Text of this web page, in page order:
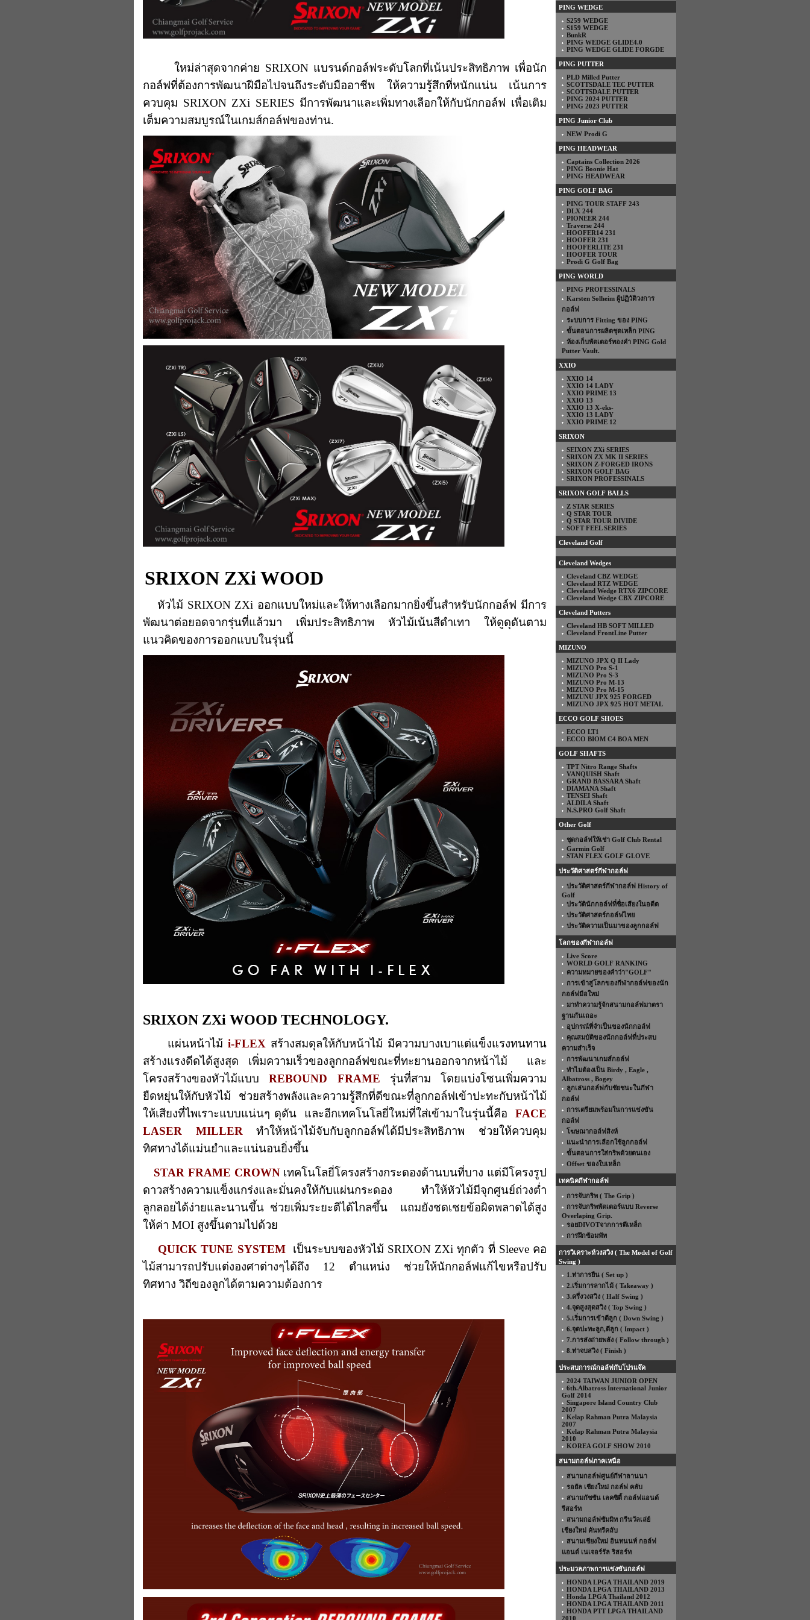
ใหม่ล่าสุดจากค่าย SRIXON แบรนด์กอล์ฟระดับโลกที่เน้นประสิทธิภาพ เพื่อนัก
กอล์ฟที่ต้องการพัฒนาฝีมือไปจนถึงระดับมืออาชีพ ให้ความรู้สึกที่หนักแน่น เน้นการ
ควบคุม SRIXON ZXi SERIES มีการพัฒนาและเพิ่มทางเลือกให้กับนักกอล์ฟ เพื่อเติม
เต็มความสมบูรณ์ในเกมส์กอล์ฟของท่าน.
SRIXON ZXi WOOD
หัวไม้ SRIXON ZXi ออกแบบใหม่และให้ทางเลือกมากยิ่งขึ้นสำหรับนักกอล์ฟ มีการ
พัฒนาต่อยอดจากรุ่นที่แล้วมา เพิ่มประสิทธิภาพ หัวไม้เน้นสีดำเทา ให้ดูดุดันตาม
แนวคิดของการออกแบบในรุ่นนี้
SRIXON ZXi WOOD TECHNOLOGY.
แผ่นหน้าไม้ i-FLEX สร้างสมดุลให้กับหน้าไม้ มีความบางเบาแต่แข็งแรงทนทาน
สร้างแรงดีดได้สูงสุด เพิ่มความเร็วของลูกกอล์ฟขณะที่ทะยานออกจากหน้าไม้ และ
โครงสร้างของหัวไม้แบบREBOUND FRAME รุ่นที่สาม โดยแบ่งโซนเพิ่มความ
ยืดหยุ่นให้กับหัวไม้ ช่วยสร้างพลังและความรู้สึกที่ดีขณะที่ลูกกอล์ฟเข้าปะทะกับหน้าไม้
ให้เสียงที่ไพเราะแบบแน่นๆ ดุดัน และอีกเทคโนโลยี่ใหม่ที่ใส่เข้ามาในรุ่นนี้คือ FACE
LASER MILLER ทำให้หน้าไม้จับกับลูกกอล์ฟได้มีประสิทธิภาพ ช่วยให้ควบคุม
ทิศทางได้แม่นยำและแน่นอนยิ่งขึ้น
STAR FRAME CROWNเทคโนโลยี่โครงสร้างกระดองด้านบนที่บาง แต่มีโครงรูป
ดาวสร้างความแข็งแกร่งและมั่นคงให้กับแผ่นกระดอง ทำให้หัวไม้มีจุกศูนย์ถ่วงต่ำ
ลูกลอยได้ง่ายและนานขึ้น ช่วยเพิ่มระยะตีได้ไกลขึ้น แถมยังชดเชยข้อผิดพลาดได้สูง
ให้ค่า MOI สูงขึ้นตามไปด้วย
QUICK TUNE SYSTEMเป็นระบบของหัวไม้ SRIXON ZXi ทุกตัว ที่ Sleeve คอ
ไม้สามารถปรับแต่งองศาต่างๆได้ถึง 12 ตำแหน่ง ช่วยให้นักกอล์ฟแก้ไขหรือปรับ
ทิศทาง วิถีของลูกได้ตามความต้องการ
PING WEDGE
S259 WEDGE
S159 WEDGE
BunkR
PING WEDGE GLIDE4.0
PING WEDGE GLIDE FORGDE
PING PUTTER
PLD Milled Putter
SCOTTSDALE TEC PUTTER
SCOTTSDALE PUTTER
PING 2024 PUTTER
PING 2023 PUTTER
PING Junior Club
NEW Prodi G
PING HEADWEAR
Captains Collection 2026
PING Boonie Hat
PING HEADWEAR
PING GOLF BAG
PING TOUR STAFF 243
DLX 244
PIONEER 244
Traverse 244
HOOFER14 231
HOOFER 231
HOOFERLITE 231
HOOFER TOUR
Prodi G Golf Bag
PING WORLD
PING PROFESSINALS
Karsten Solheim ผู้ปฏิวัติวงการ
กอล์ฟ
ระบบการ Fitting ของ PING
ขั้นตอนการผลิตชุดเหล็ก PING
ห้องเก็บพัตเตอร์ทองคำ PING Gold
Putter Vault.
XXIO
XXIO 14
XXIO 14 LADY
XXIO PRIME 13
XXIO 13
XXIO 13 X-eks-
XXIO 13 LADY
XXIO PRIME 12
SRIXON
SEIXON ZXi SERIES
SRIXON ZX MK II SERIES
SRIXON Z-FORGED IRONS
SRIXON GOLF BAG
SRIXON PROFESSINALS
SRIXON GOLF BALLS
Z STAR SERIES
Q STAR TOUR
Q STAR TOUR DIVIDE
SOFT FEEL SERIES
Cleveland Golf
Cleveland Wedges
Cleveland CBZ WEDGE
Cleveland RTZ WEDGE
Cleveland Wedge RTX6 ZIPCORE
Cleveland Wedge CBX ZIPCORE
Cleveland Putters
Cleveland HB SOFT MILLED
Cleveland FrontLine Putter
MIZUNO
MIZUNO JPX Q II Lady
MIZUNO Pro S-1
MIZUNO Pro S-3
MIZUNO Pro M-13
MIZUNO Pro M-15
MIZUNU JPX 925 FORGED
MIZUNO JPX 925 HOT METAL
ECCO GOLF SHOES
ECCO LT1
ECCO BIOM C4 BOA MEN
GOLF SHAFTS
TPT Nitro Range Shafts
VANQUISH Shaft
GRAND BASSARA Shaft
DIAMANA Shaft
TENSEI Shaft
ALDILA Shaft
N.S.PRO Golf Shaft
Other Golf
ชุดกอล์ฟให้เช่า Golf Club Rental
Garmin Golf
STAN FLEX GOLF GLOVE
ประวัติศาสตร์กีฬากอล์ฟ
ประวัติศาสตร์กีฬากอล์ฟ History of
Golf
ประวัตินักกอล์ฟที่ชื่อเสียงในอดีต
ประวัติศาสตร์กอล์ฟไทย
ประวัติความเป็นมาของลูกกอล์ฟ
โลกของกีฬากอล์ฟ
Live Score
WORLD GOLF RANKING
ความหมายของคำว่า"GOLF"
การเข้าสู่โลกของกีฬากอล์ฟของนัก
กอล์ฟมือใหม่
มาทำความรู้จักสนามกอล์ฟมาตรา
ฐานกันเถอะ
อุปกรณ์ที่จำเป็นของนักกอล์ฟ
คุณสมบัติของนักกอล์ฟที่ประสบ
ความสำเร็จ
การพัฒนาเกมส์กอล์ฟ
ทำไมต้องเป็น Birdy , Eagle ,
Albatross , Bogey
ลูกเล่นกอล์ฟกับชัยชนะในกีฬา
กอล์ฟ
การเตรียมพร้อมในการแข่งขัน
กอล์ฟ
โฆษณากอล์ฟสิงห์
แนะนำการเลือกใช้ลูกกอล์ฟ
ขั้นตอนการใส่กริพด้วยตนเอง
Offset ของใบเหล็ก
เทคนิคกีฬากอล์ฟ
การจับกริพ ( The Grip )
การจับกริพพัตเตอร์แบบ Reverse
Overlaping Grip.
รอยDIVOTจากการตีเหล็ก
การฝึกซ้อมพัท
การวิเคราะห์วงสวิง ( The Model of Golf
Swing )
1.ท่าการยืน ( Set up )
2.เริ่มการลากไม้ ( Takeaway )
3.ครึ่งวงสวิง ( Half Swing )
4.จุดสูงสุดสวิง ( Top Swing )
5.เริ่มการเข้าตีลูก ( Down Swing )
6.จุดปะทะลูก,ตีลูก ( Impact )
7.การส่งถ่ายพลัง ( Follow through )
8.ท่าจบสวิง ( Finish )
ประสบการณ์กอล์ฟกับโปรแจ๊ค
2024 TAIWAN JUNIOR OPEN
6th.Albatross International Junior
Golf 2014
Singapore Island Country Club
2007
Kelap Rahman Putra Malaysia
2007
Kelap Rahman Putra Malaysia
2010
KOREA GOLF SHOW 2010
สนามกอล์ฟภาคเหนือ
สนามกอล์ฟศูนย์กีฬาลานนา
รอยัล เชียงใหม่ กอล์ฟ คลับ
สนามกัซซัน เลคซิตี้ กอล์ฟแอนด์
รีสอร์ท
สนามกอล์ฟซัมมิท กรีนวัลเล่ย์
เชียงใหม่ คันทรีคลับ
สนามเชียงใหม่ อินทนนท์ กอล์ฟ
แอนด์ เนเจอร์รัล ริสอร์ท
ประมวลภาพการแข่งขันกอล์ฟ
HONDA LPGA THAILAND 2019
HONDA LPGA THAILAND 2013
Honda LPGA Thailand 2012
HONDA LPGA THAILAND 2011
HONDA PTT LPGA THAILAND
2010